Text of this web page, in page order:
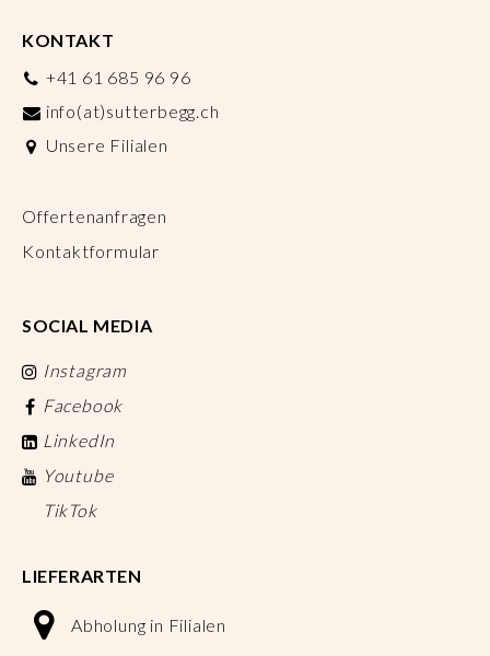
KONTAKT
+41 61 685 96 96
info(at)sutterbegg.ch
Unsere Filialen
Offertenanfragen
Kontaktformular
SOCIAL MEDIA
Instagram
Facebook
LinkedIn
Youtube
TikTok
LIEFERARTEN
Abholung in Filialen